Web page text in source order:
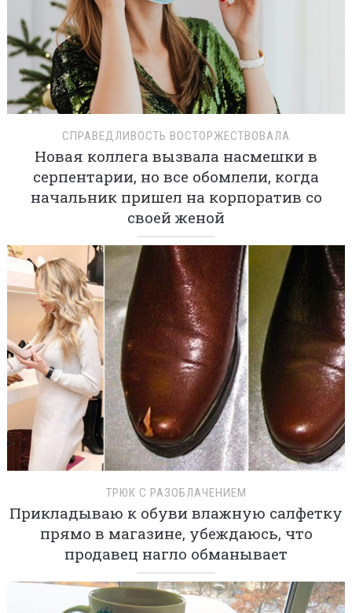
СПРАВЕДЛИВОСТЬ ВОСТОРЖЕСТВОВАЛА
Новая коллега вызвала насмешки в
серпентарии, но все обомлели, когда
начальник пришел на корпоратив со
своей женой
ТРЮК С РАЗОБЛАЧЕНИЕМ
Прикладываю к обуви влажную салфетку
прямо в магазине, убеждаюсь, что
продавец нагло обманывает